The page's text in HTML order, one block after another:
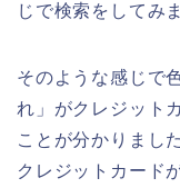
じで検索をしてみ
そのような感じで
れ」がクレジット
ことが分かりまし
クレジットカード